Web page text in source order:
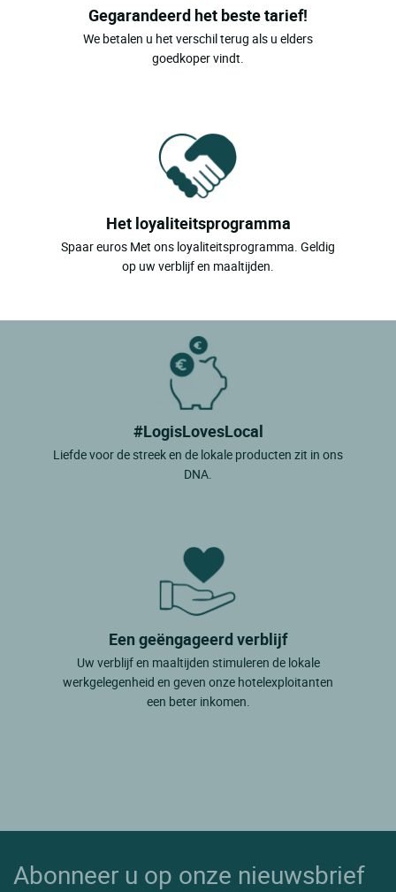
Gegarandeerd het beste tarief!
We betalen u het verschil terug als u elders
goedkoper vindt.
Het loyaliteitsprogramma
Spaar euros Met ons loyaliteitsprogramma. Geldig
op uw verblijf en maaltijden.
#LogisLovesLocal
Liefde voor de streek en de lokale producten zit in ons
DNA.
Een geëngageerd verblijf
Uw verblijf en maaltijden stimuleren de lokale
werkgelegenheid en geven onze hotelexploitanten
een beter inkomen.
Abonneer u op onze nieuwsbrief